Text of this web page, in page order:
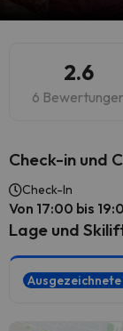
2.6
6
Check-in und
Check-In
Von 17:00 bis
Lage und